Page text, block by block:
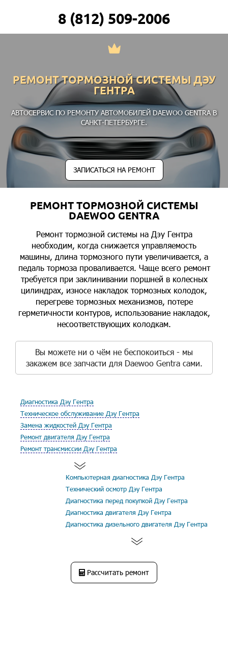
8 (812) 509-2006
РЕМОНТ ТОРМОЗНОЙ СИСТЕМЫ ДЭУ
ГЕНТРА
АВТОСЕРВИС ПО РЕМОНТУ АВТОМОБИЛЕЙ DAEWOO GENTRA В
САНКТ-ПЕТЕРБУРГЕ.
ЗАПИСАТЬСЯ НА РЕМОНТ
РЕМОНТ ТОРМОЗНОЙ СИСТЕМЫ
DAEWOO GENTRA
Ремонт тормозной системы на Дэу Гентра
необходим, когда снижается управляемость
машины, длина тормозного пути увеличивается, а
педаль тормоза проваливается. Чаще всего ремонт
требуется при заклинивании поршней в колесных
цилиндрах, износе накладок тормозных колодок,
перегреве тормозных механизмов, потере
герметичности контуров, использование накладок,
несоответствующих колодкам.
Вы можете ни о чём не беспокоиться - мы
закажем все запчасти для Daewoo Gentra сами.
Диагностика Дэу Гентра
Техническое обслуживание Дэу Гентра
Замена жидкостей Дэу Гентра
Ремонт двигателя Дэу Гентра
Ремонт трансмиссии Дэу Гентра
Компьютерная диагностика Дэу Гентра
Технический осмотр Дэу Гентра
Диагностика перед покупкой Дэу Гентра
Диагностика двигателя Дэу Гентра
Диагностика дизельного двигателя Дэу Гентра
Рассчитать ремонт